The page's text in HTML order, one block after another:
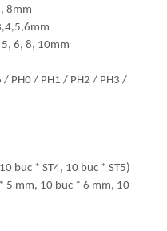
8mm
6, 8, 10mm
/ PH0 / PH1 / PH2 / PH3 /
buc * ST4, 10 buc * ST5)
5 mm, 10 buc * 6 mm, 10